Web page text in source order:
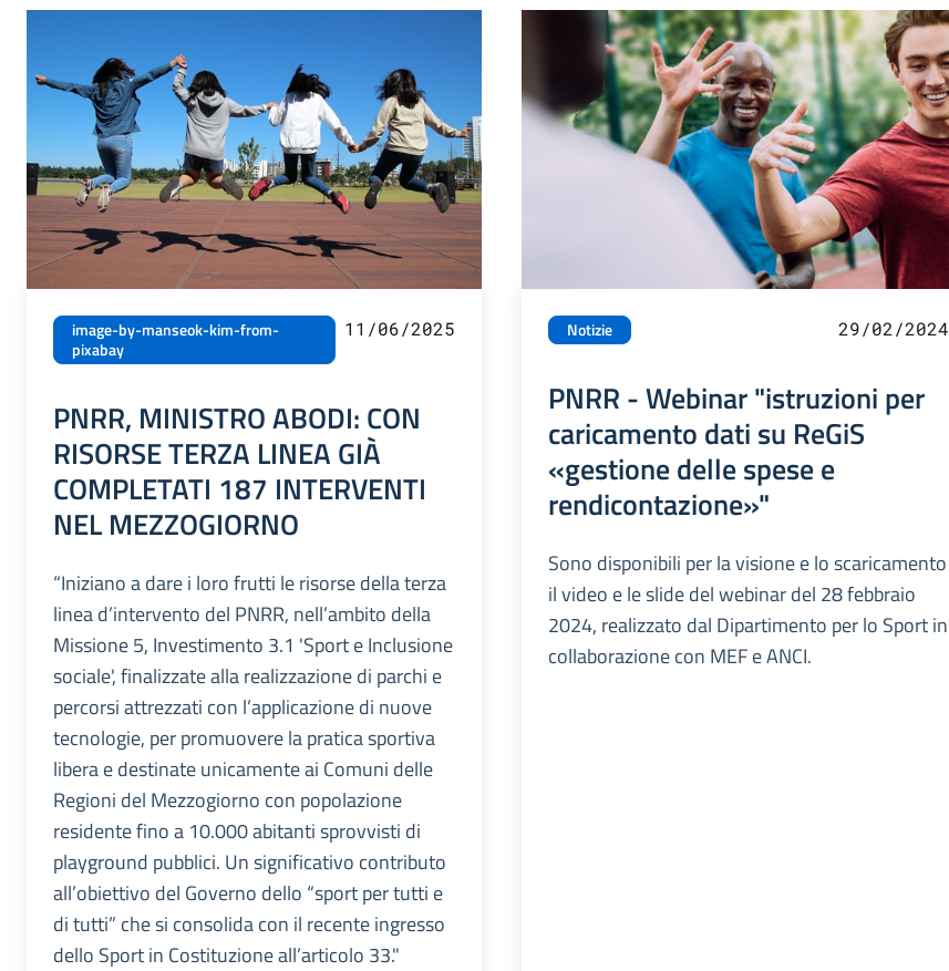
image-by-manseok-kim-from-
pixabay
11/06/2025
PNRR, MINISTRO ABODI: CON
RISORSE TERZA LINEA GIÀ
COMPLETATI 187 INTERVENTI
NEL MEZZOGIORNO
“Iniziano a dare i loro frutti le risorse della terza
linea d’intervento del PNRR, nell’ambito della
Missione 5, Investimento 3.1 'Sport e Inclusione
sociale', finalizzate alla realizzazione di parchi e
percorsi attrezzati con l’applicazione di nuove
tecnologie, per promuovere la pratica sportiva
libera e destinate unicamente ai Comuni delle
Regioni del Mezzogiorno con popolazione
residente fino a 10.000 abitanti sprovvisti di
playground pubblici. Un significativo contributo
all’obiettivo del Governo dello “sport per tutti e
di tutti” che si consolida con il recente ingresso
dello Sport in Costituzione all’articolo 33."
Notizie 29/02/2024
PNRR - Webinar "istruzioni per
caricamento dati su ReGiS
«gestione delle spese e
rendicontazione»"
Sono disponibili per la visione e lo scaricamento
il video e le slide del webinar del 28 febbraio
2024, realizzato dal Dipartimento per lo Sport in
collaborazione con MEF e ANCI.